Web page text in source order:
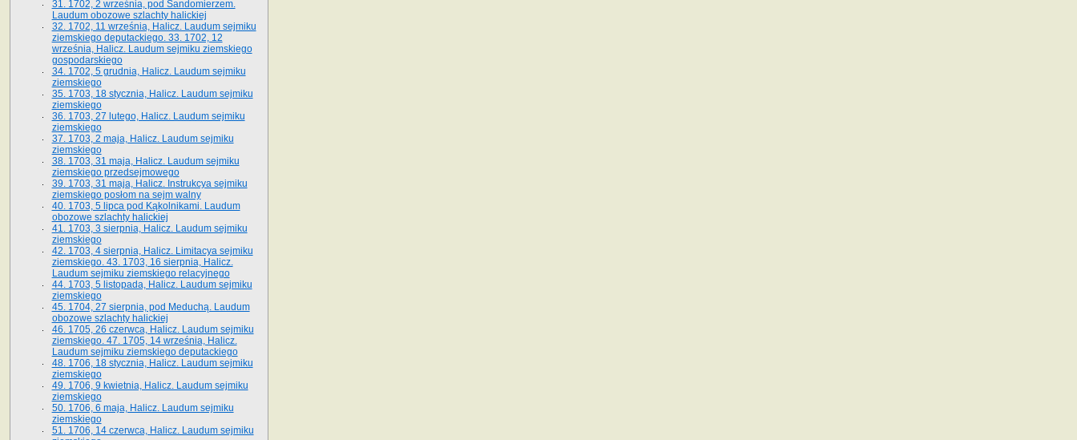
31. 1702, 2 września, pod Sandomierzem.
Laudum obozowe szlachty halickiej
32. 1702, 11 września, Halicz. Laudum sejmiku
ziemskiego deputackiego. 33. 1702, 12
września, Halicz. Laudum sejmiku ziemskiego
gospodarskiego
34. 1702, 5 grudnia, Halicz. Laudum sejmiku
ziemskiego
35. 1703, 18 stycznia, Halicz. Laudum sejmiku
ziemskiego
36. 1703, 27 lutego, Halicz. Laudum sejmiku
ziemskiego
37. 1703, 2 maja, Halicz. Laudum sejmiku
ziemskiego
38. 1703, 31 maja, Halicz. Laudum sejmiku
ziemskiego przedsejmowego
39. 1703, 31 maja, Halicz. Instrukcya sejmiku
ziemskiego posłom na sejm walny
40. 1703, 5 lipca pod Kąkolnikami. Laudum
obozowe szlachty halickiej
41­. 1703, 3 sierpnia, Halicz. Laudum sejmiku
ziemskiego
42. 1703, 4 sierpnia, Halicz. Limitacya sejmiku
ziemskiego. 43. 1703, 16 sierpnia, Halicz.
Laudum sejmiku ziemskiego relacyjnego
44. 1703, 5 listopada, Halicz. Laudum sejmiku
ziemskiego
45. 1704, 27 sierpnia, pod Meduchą. Laudum
obozowe szlachty halickiej
46. 1705, 26 czerwca, Halicz. Laudum sejmiku
ziemskiego. 47. 1705, 14 września, Halicz.
Laudum sejmiku ziemskiego deputackiego
48. 1706, 18 stycznia, Halicz. Laudum sejmiku
ziemskiego
49. 1706, 9 kwietnia, Halicz. Laudum sejmiku
ziemskiego
50. 1706, 6 maja, Halicz. Laudum sejmiku
ziemskiego
51. 1706, 14 czerwca, Halicz. Laudum sejmiku